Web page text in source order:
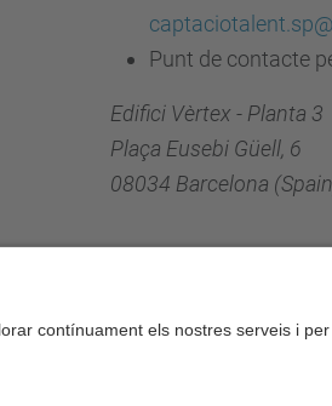
Punt de contacte
Edifici Vèrtex - Planta 3
Plaça Eusebi Güell, 6
08034 Barcelona